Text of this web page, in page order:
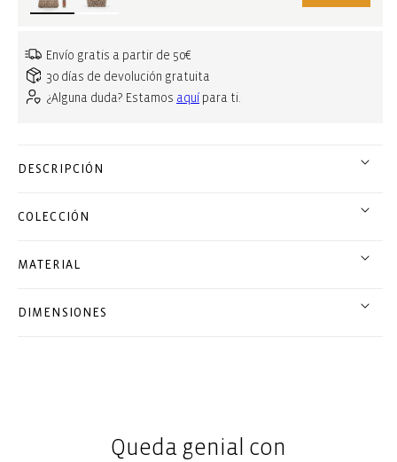
Envío gratis a partir de 50€
30 días de devolución gratuita
¿Alguna duda? Estamos aquí para ti.
DESCRIPCIÓN
COLECCIÓN
MATERIAL
DIMENSIONES
Queda genial con